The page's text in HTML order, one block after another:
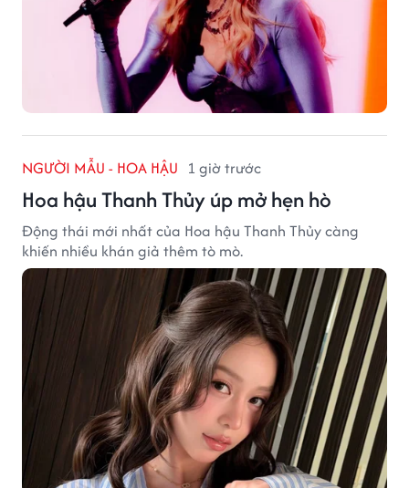
NGƯỜI MẪU - HOA HẬU 1 giờ trước
Hoa hậu Thanh Thủy úp mở hẹn hò
Động thái mới nhất của Hoa hậu Thanh Thủy càng
khiến nhiều khán giả thêm tò mò.